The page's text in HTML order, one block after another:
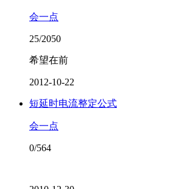
会一点
25/2050
希望在前
2012-10-22
短延时电流整定公式
会一点
0/564